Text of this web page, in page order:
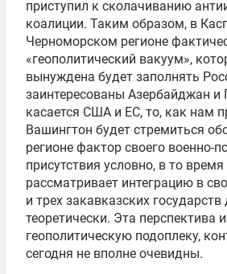
приступил к сколачиванию
коалиции. Таким образом, в
Черноморском регионе
«геополитический вакуум»,
вынуждена будет заполнять
заинтересованы Азербайджан и
касается США и ЕС, то, как нам
Вашингтон будет стремиться
регионе фактор своего военно-
присутствия условно, в то
рассматривает интеграцию в
и трех закавказских
теоретически. Эта перспектива
геополитическую подоплеку,
сегодня не вполне очевидны.